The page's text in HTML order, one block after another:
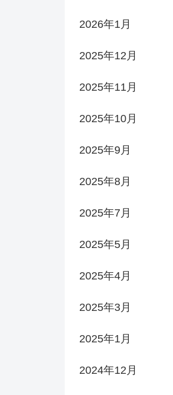
2026年1月
2025年12月
2025年11月
2025年10月
2025年9月
2025年8月
2025年7月
2025年5月
2025年4月
2025年3月
2025年1月
2024年12月